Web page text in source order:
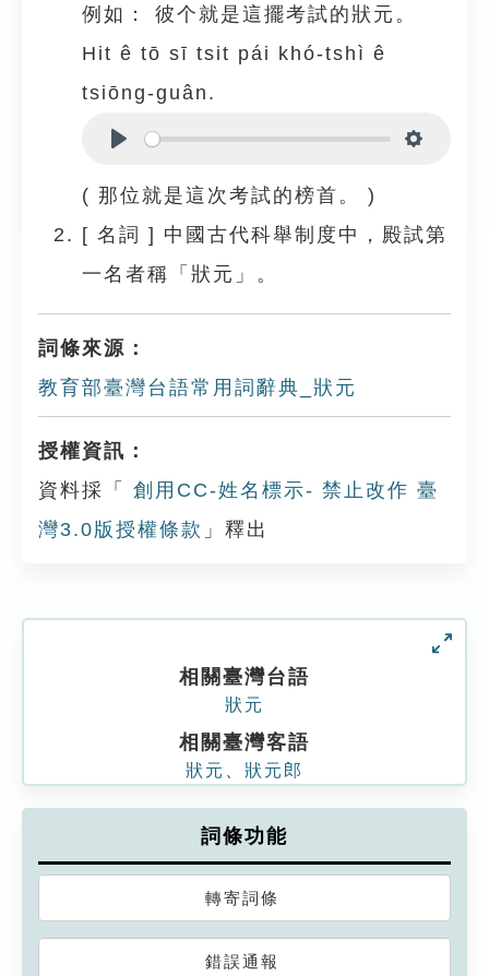
例如：
彼个就是這擺考試的狀元。
Hit ê tō sī tsit pái khó-tshì ê
tsiōng-guân.
( 那位就是這次考試的榜首。 )
[ 名詞 ] 中國古代科舉制度中，殿試第
一名者稱「狀元」。
詞條來源：
教育部臺灣台語常用詞辭典_狀元
授權資訊：
資料採「
創用CC-姓名標示- 禁止改作 臺
灣3.0版授權條款 」釋出
相關臺灣台語
狀元
相關臺灣客語
狀元 狀元郎
詞條功能
轉寄詞條
錯誤通報